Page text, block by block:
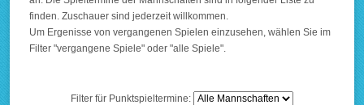
finden. Zuschauer sind jederzeit willkommen.
Um Ergenisse von vergangenen Spielen einzusehen, wählen Sie im
Filter "vergangene Spiele" oder "alle Spiele".
Filter für Punktspieltermine: